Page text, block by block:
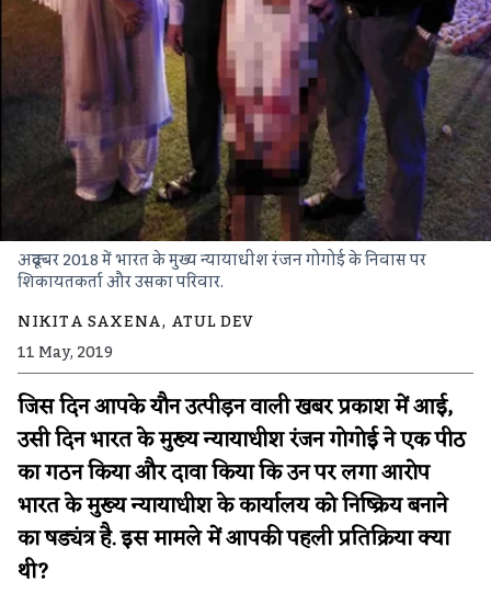
अक्टूबर 2018 में भारत के मुख्य न्यायाधीश रंजन गोगोई के निवास पर
शिकायतकर्ता और उसका परिवार.
NIKITA SAXENA, ATUL DEV
11 May, 2019
जिस दिन आपके यौन उत्पीड़न वाली खबर प्रकाश में आई,
उसी दिन भारत के मुख्य न्यायाधीश रंजन गोगोई ने एक पीठ
का गठन किया और दावा किया कि उन पर लगा आरोप
भारत के मुख्य न्यायाधीश के कार्यालय को निष्क्रिय बनाने
का षड्यंत्र है. इस मामले में आपकी पहली प्रतिक्रिया क्या
थी?